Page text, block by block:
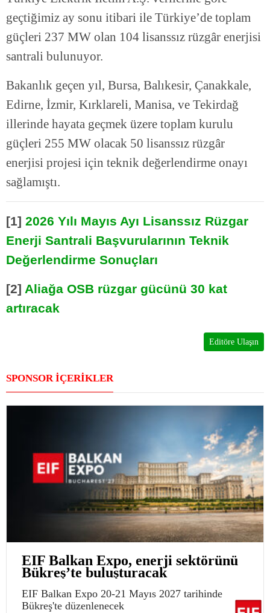
geçtiğimiz ay sonu itibari ile Türkiye’de toplam
güçleri 237 MW olan 104 lisanssız rüzgâr enerjisi
santrali bulunuyor.
Bakanlık geçen yıl, Bursa, Balıkesir, Çanakkale,
Edirne, İzmir, Kırklareli, Manisa, ve Tekirdağ
illerinde hayata geçmek üzere toplam kurulu
güçleri 255 MW olacak 50 lisanssız rüzgâr
enerjisi projesi için teknik değerlendirme onayı
sağlamıştı.
[1] 2026 Yılı Mayıs Ayı Lisanssız Rüzgar
Enerji Santrali Başvurularının Teknik
Değerlendirme Sonuçları
[2] Aliağa OSB rüzgar gücünü 30 kat
artıracak
Editöre Ulaşın
SPONSOR İÇERİKLER
EIF Balkan Expo, enerji sektörünü
Bükreş’te buluşturacak
EIF Balkan Expo 20-21 Mayıs 2027 tarihinde
Bükreş'te düzenlenecek